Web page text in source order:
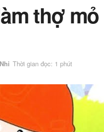
thợ
Thời gian đọc: 1 phút